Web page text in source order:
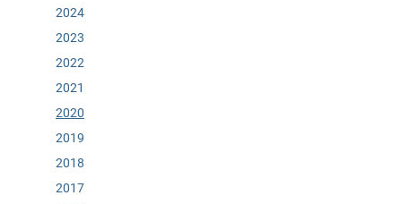
2024
2023
2022
2021
2020
2019
2018
2017